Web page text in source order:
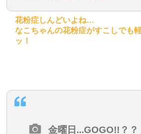
花粉症しんどいよね…
なこちゃんの花粉症がすこしでも
ッ！
金曜日...GOGO!!？？